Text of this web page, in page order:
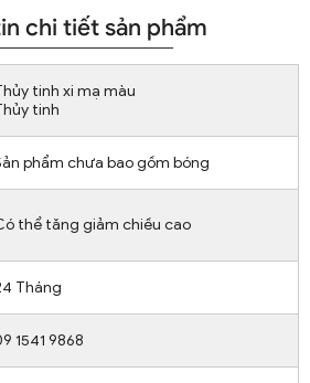
chi tiết sản phẩm
tinh xi mạ màu
tinh
phẩm chưa bao gồm bóng
thể tăng giảm chiều cao
Tháng
1541 9868